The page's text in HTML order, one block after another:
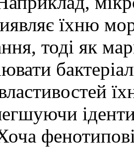
їхню
тоді як